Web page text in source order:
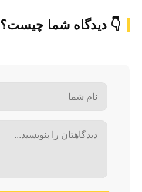
👇 دیدگاه شما چیست؟